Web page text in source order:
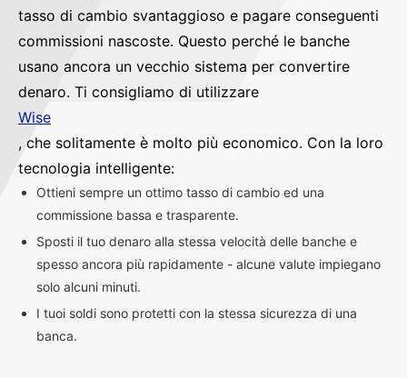
tasso di cambio svantaggioso e pagare conseguenti
commissioni nascoste. Questo perché le banche
usano ancora un vecchio sistema per convertire
denaro. Ti consigliamo di utilizzare
Wise
, che solitamente è molto più economico. Con la loro
tecnologia intelligente:
Ottieni sempre un ottimo tasso di cambio ed una
commissione bassa e trasparente.
Sposti il tuo denaro alla stessa velocità delle banche e
spesso ancora più rapidamente - alcune valute impiegano
solo alcuni minuti.
I tuoi soldi sono protetti con la stessa sicurezza di una
banca.